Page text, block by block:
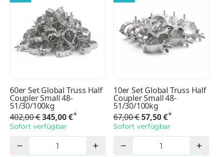
60er Set Global Truss Half
Coupler Small 48-
51/30/100kg
402,00 €345,00 €*
Sofort verfügbar
10er Set Global Truss Half
Coupler Small 48-
51/30/100kg
67,00 €57,50 €*
Sofort verfügbar